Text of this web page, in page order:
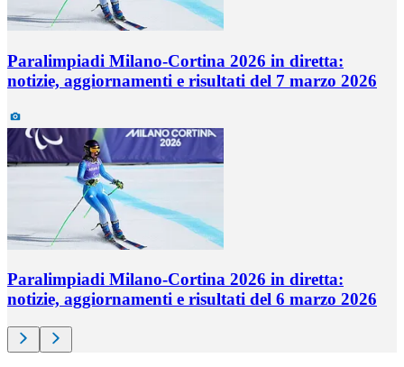
Paralimpiadi Milano-Cortina 2026 in diretta:
notizie, aggiornamenti e risultati del 7 marzo 2026
Paralimpiadi Milano-Cortina 2026 in diretta:
notizie, aggiornamenti e risultati del 6 marzo 2026